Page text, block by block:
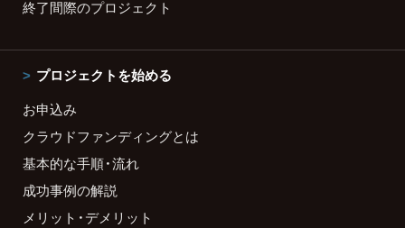
終了間際のプロジェクト
プロジェクトを始める
お申込み
クラウドファンディングとは
基本的な手順・流れ
成功事例の解説
メリット・デメリット